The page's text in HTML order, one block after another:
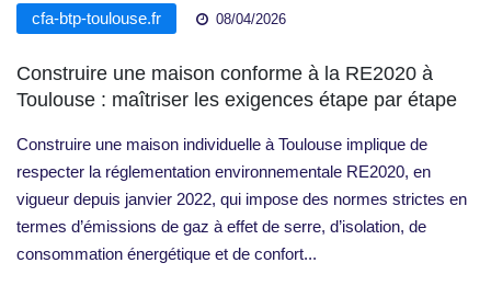
cfa-btp-toulouse.fr 08/04/2026
Construire une maison conforme à la RE2020 à
Toulouse : maîtriser les exigences étape par étape
Construire une maison individuelle à Toulouse implique de
respecter la réglementation environnementale RE2020, en
vigueur depuis janvier 2022, qui impose des normes strictes en
termes d’émissions de gaz à effet de serre, d’isolation, de
consommation énergétique et de confort...